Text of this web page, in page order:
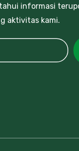
informasi
aktivitas kami.